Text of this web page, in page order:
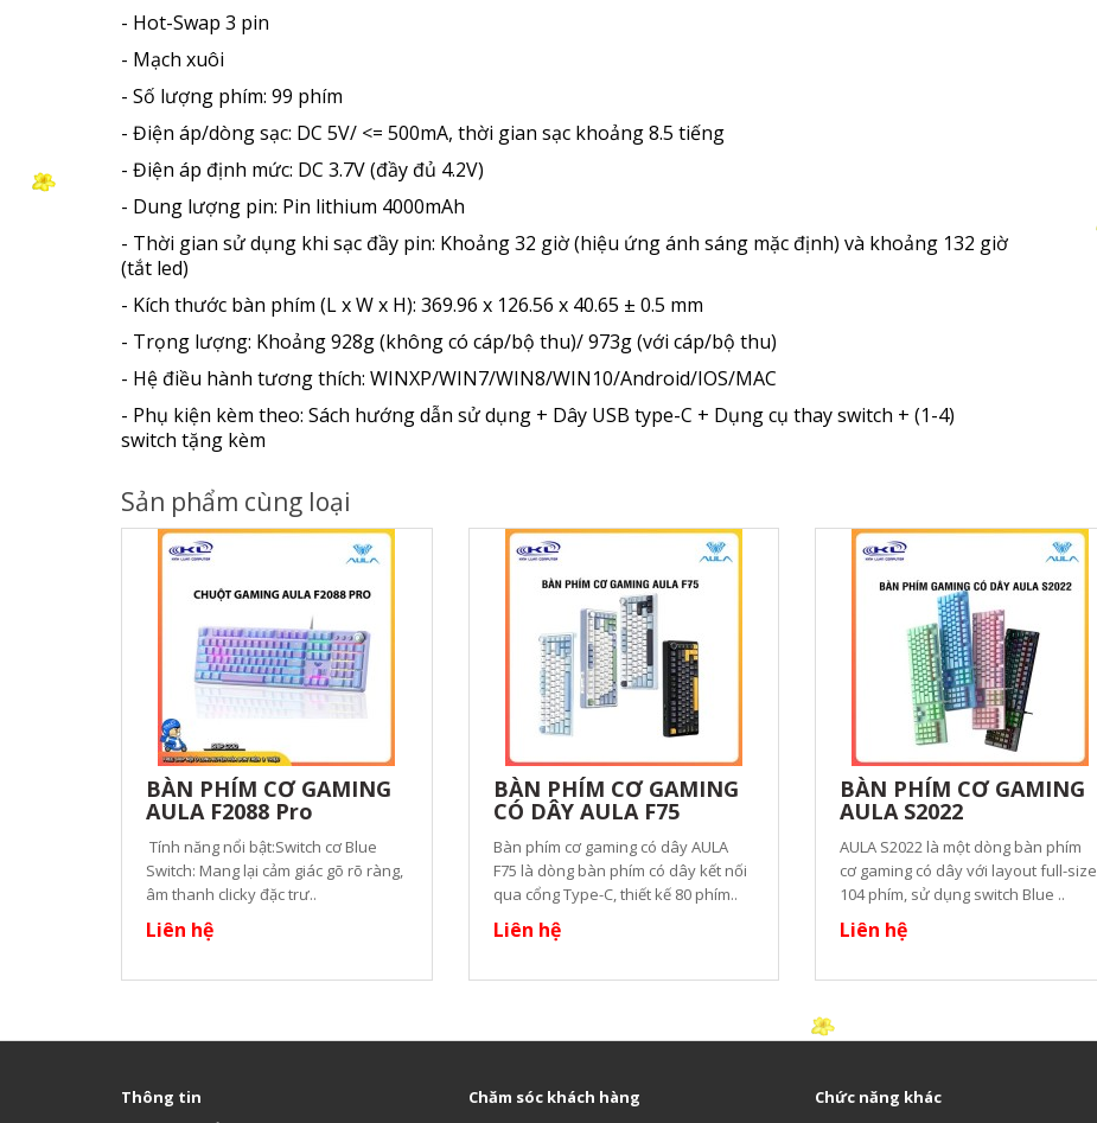
- Hot-Swap 3 pin
- Mạch xuôi
- Số lượng phím: 99 phím
- Điện áp/dòng sạc: DC 5V/ <= 500mA, thời gian sạc khoảng 8.5 tiếng
- Điện áp định mức: DC 3.7V (đầy đủ 4.2V)
- Dung lượng pin: Pin lithium 4000mAh
- Thời gian sử dụng khi sạc đầy pin: Khoảng 32 giờ (hiệu ứng ánh sáng mặc định) và khoảng 132 giờ
(tắt led)
- Kích thước bàn phím (L x W x H): 369.96 x 126.56 x 40.65 ± 0.5 mm
- Trọng lượng: Khoảng 928g (không có cáp/bộ thu)/ 973g (với cáp/bộ thu)
- Hệ điều hành tương thích: WINXP/WIN7/WIN8/WIN10/Android/IOS/MAC
- Phụ kiện kèm theo: Sách hướng dẫn sử dụng + Dây USB type-C + Dụng cụ thay switch + (1-4)
switch tặng kèm
Sản phẩm cùng loại
BÀN PHÍM CƠ GAMING
AULA F2088 Pro
Tính năng nổi bật:Switch cơ Blue
Switch: Mang lại cảm giác gõ rõ ràng,
âm thanh clicky đặc trư..
Liên hệ
BÀN PHÍM CƠ GAMING
CÓ DÂY AULA F75
Bàn phím cơ gaming có dây AULA
F75 là dòng bàn phím có dây kết nối
qua cổng Type-C, thiết kế 80 phím..
Liên hệ
BÀN PHÍM CƠ GAMING
AULA S2022
AULA S2022 là một dòng bàn phím
cơ gaming có dây với layout full-size
104 phím, sử dụng switch Blue ..
Liên hệ
Thông tin
Chăm sóc khách hàng
Chức năng khác